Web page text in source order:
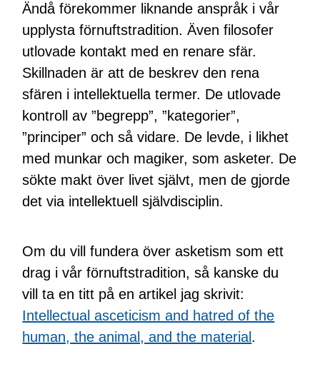
Ändå förekommer liknande anspråk i vår
upplysta förnuftstradition. Även filosofer
utlovade kontakt med en renare sfär.
Skillnaden är att de beskrev den rena
sfären i intellektuella termer. De utlovade
kontroll av ”begrepp”, ”kategorier”,
”principer” och så vidare. De levde, i likhet
med munkar och magiker, som asketer. De
sökte makt över livet självt, men de gjorde
det via intellektuell självdisciplin.
Om du vill fundera över asketism som ett
drag i vår förnuftstradition, så kanske du
vill ta en titt på en artikel jag skrivit:
Intellectual asceticism and hatred of the
human, the animal, and the material .